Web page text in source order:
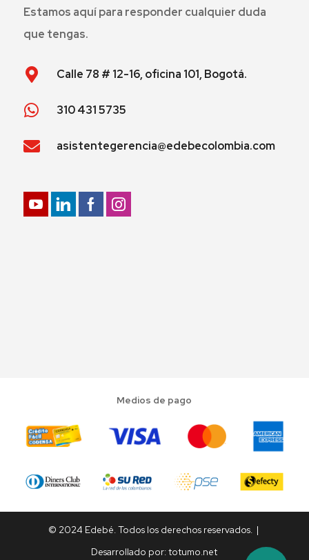
Estamos aquí para responder cualquier duda
que tengas.
Calle 78 # 12-16, oficina 101, Bogotá.
310 431 5735
asistentegerencia@edebecolombia.com
Medios de pago
© 2024 Edebé. Todos los derechos reservados. |
Desarrollado por:totumo.net